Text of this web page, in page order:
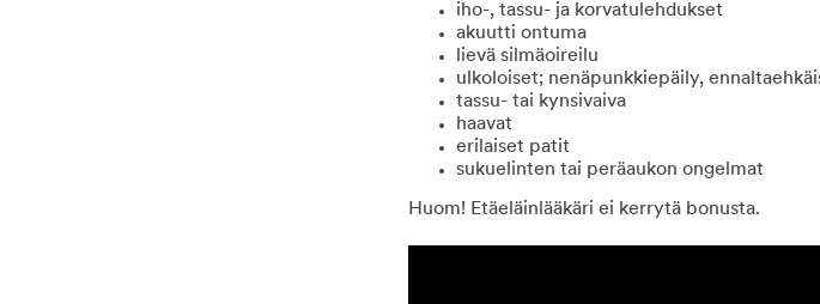
iho-, tassu- ja korvatulehdukset
akuutti ontuma
lievä silmäoireilu
ulkoloiset; nenäpunkkiepäily,
tassu- tai kynsivaiva
haavat
erilaiset patit
sukuelinten tai peräaukon ongelmat
Huom! Etäeläinlääkäri ei kerrytä bonusta.